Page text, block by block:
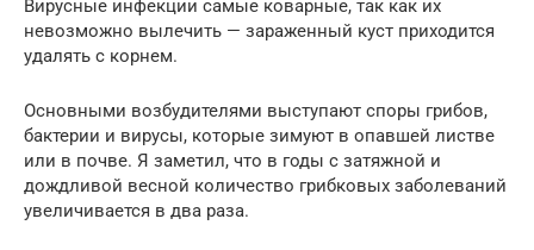
Вирусные инфекции самые коварные, так как их
невозможно вылечить — зараженный куст приходится
удалять с корнем.
Основными возбудителями выступают споры грибов,
бактерии и вирусы, которые зимуют в опавшей листве
или в почве. Я заметил, что в годы с затяжной и
дождливой весной количество грибковых заболеваний
увеличивается в два раза.